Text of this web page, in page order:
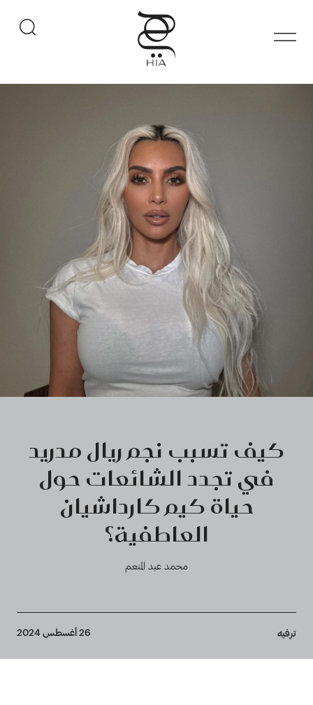
كيف تسبب نجم ريال مدريد
في تجدد الشائعات حول
حياة كيم كارداشيان
العاطفية؟
محمد عبد المنعم
Breadcrumb
ترفيه 26 أغسطس 2024